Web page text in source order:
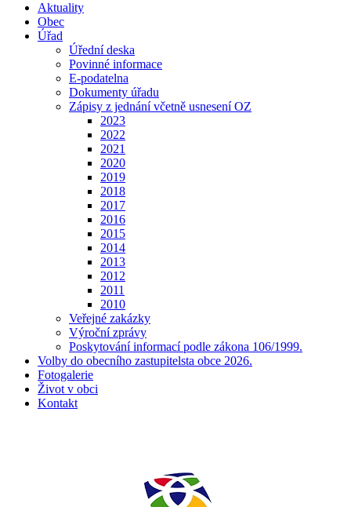
Aktuality
Obec
Úřad
Úřední deska
Povinné informace
E-podatelna
Dokumenty úřadu
Zápisy z jednání včetně usnesení OZ
2023
2022
2021
2020
2019
2018
2017
2016
2015
2014
2013
2012
2011
2010
Veřejné zakázky
Výroční zprávy
Poskytování informací podle zákona 106/1999.
Volby do obecního zastupitelsta obce 2026.
Fotogalerie
Život v obci
Kontakt